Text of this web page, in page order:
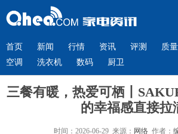
首页 新闻 行情 资讯 评测 质量
空调
洗衣机 数码 厨卫
三餐有暖，热爱可栖丨
的幸福感直接拉
时间：2026-06-29 来源： 网络作者：